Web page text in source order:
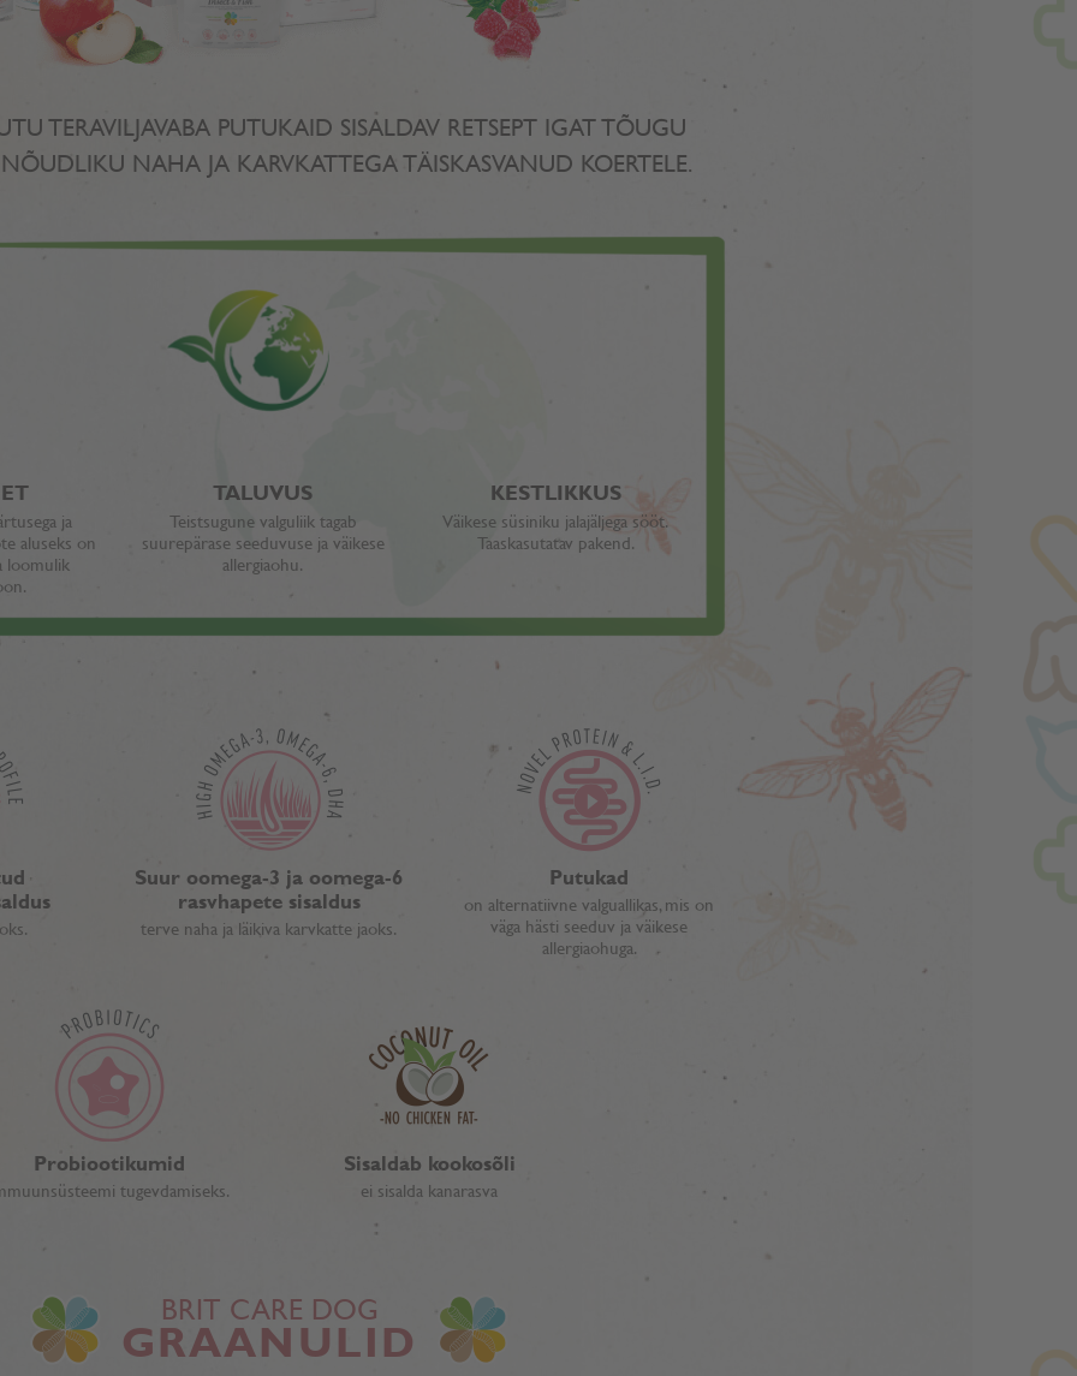
TERAVILJAVABA PUTUKAID SISALDAV RETSEPT IGAT TÕUGU
NAHA JA KARVKATTEGA TÄISKASVANUD KOERTELE.
ja
aluseks on
loomulik
TALUVUS
Teistsugune valguliik tagab
suurepärase seeduvuse ja väikese
allergiaohu.
KESTLIKKUS
Väikese süsiniku jalajäljega sööt.
Taaskasutatav pakend.
Suur oomega-3 ja oomega-6
rasvhapete sisaldus
terve naha ja läikiva karvkatte jaoks.
Putukad
on alternatiivne valguallikas, mis on
väga hästi seeduv ja väikese
allergiaohuga.
Probiootikumid
tugevdamiseks.
Sisaldab kookosõli
ei sisalda kanarasva
BRIT CARE DOG
GRAANULID